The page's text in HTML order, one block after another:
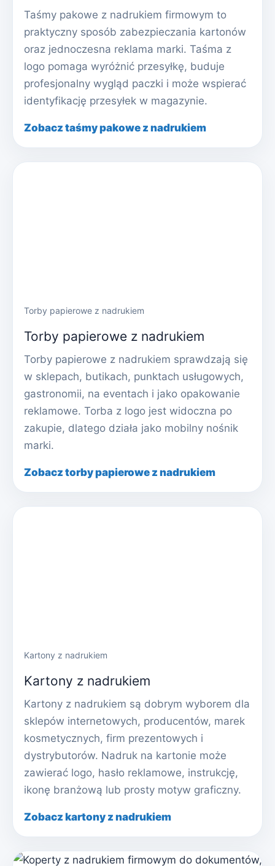
Taśmy pakowe z nadrukiem firmowym to
praktyczny sposób zabezpieczania kartonów
oraz jednoczesna reklama marki. Taśma z
logo pomaga wyróżnić przesyłkę, buduje
profesjonalny wygląd paczki i może wspierać
identyfikację przesyłek w magazynie.
Zobacz taśmy pakowe z nadrukiem
Torby papierowe z nadrukiem
Torby papierowe z nadrukiem
Torby papierowe z nadrukiem sprawdzają się
w sklepach, butikach, punktach usługowych,
gastronomii, na eventach i jako opakowanie
reklamowe. Torba z logo jest widoczna po
zakupie, dlatego działa jako mobilny nośnik
marki.
Zobacz torby papierowe z nadrukiem
Kartony z nadrukiem
Kartony z nadrukiem
Kartony z nadrukiem są dobrym wyborem dla
sklepów internetowych, producentów, marek
kosmetycznych, firm prezentowych i
dystrybutorów. Nadruk na kartonie może
zawierać logo, hasło reklamowe, instrukcję,
ikonę branżową lub prosty motyw graficzny.
Zobacz kartony z nadrukiem